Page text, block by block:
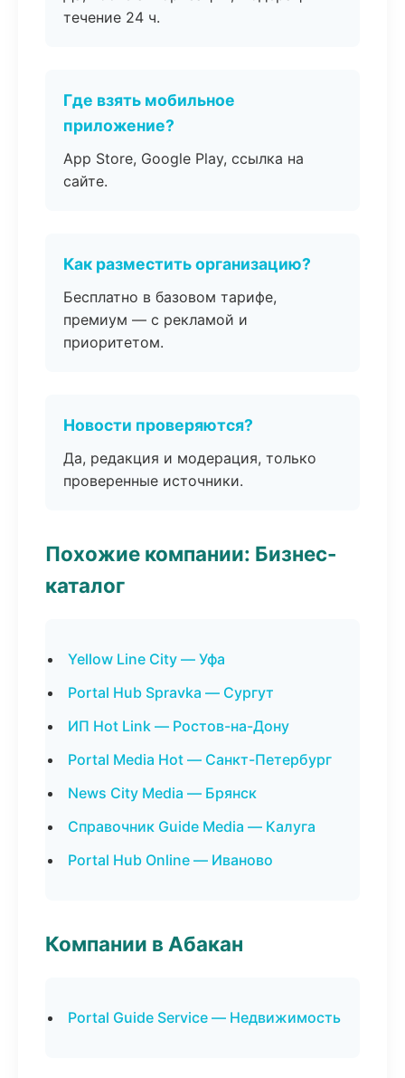
течение 24 ч.
Где взять мобильное
приложение?
App Store, Google Play, ссылка на
сайте.
Как разместить организацию?
Бесплатно в базовом тарифе,
премиум — с рекламой и
приоритетом.
Новости проверяются?
Да, редакция и модерация, только
проверенные источники.
Похожие компании: Бизнес-
каталог
Yellow Line City — Уфа
Portal Hub Spravka — Сургут
ИП Hot Link — Ростов-на-Дону
Portal Media Hot — Санкт-Петербург
News City Media — Брянск
Справочник Guide Media — Калуга
Portal Hub Online — Иваново
Компании в Абакан
Portal Guide Service — Недвижимость